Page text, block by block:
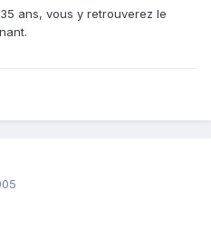
ans, vous y retrouverez le